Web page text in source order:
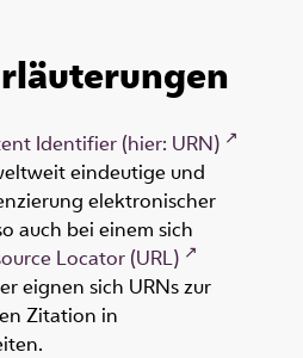
Identifier (hier: URN)
eindeutige und
elektronischer
auch bei einem sich
Locator (URL)
eignen sich URNs zur
Zitation in